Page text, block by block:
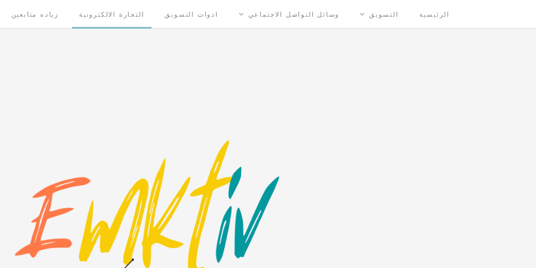
الرئيسية التسويق وسائل التواصل الاجتماعي ادوات التسويق التجارة الالكترونية زياده متابعين